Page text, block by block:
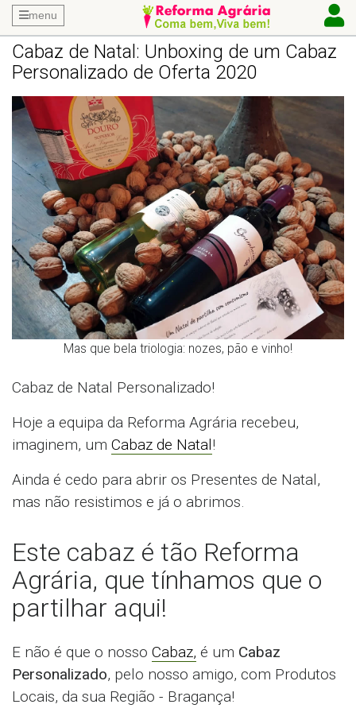
menu
Cabaz de Natal: Unboxing de um Cabaz
Personalizado de Oferta 2020
Mas que bela triologia: nozes, pão e vinho!
Cabaz de Natal Personalizado!
Hoje a equipa da Reforma Agrária recebeu,
imaginem, um Cabaz de Natal!
Ainda é cedo para abrir os Presentes de Natal,
mas não resistimos e já o abrimos.
Este cabaz é tão Reforma
Agrária, que tínhamos que o
partilhar aqui!
E não é que o nosso Cabaz, é um Cabaz
Personalizado, pelo nosso amigo, com Produtos
Locais, da sua Região - Bragança!